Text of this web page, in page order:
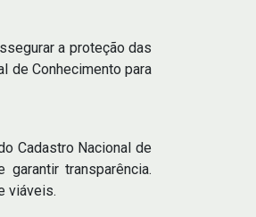
a proteção das
de Conhecimento para
Cadastro Nacional de
transparência.
viáveis.